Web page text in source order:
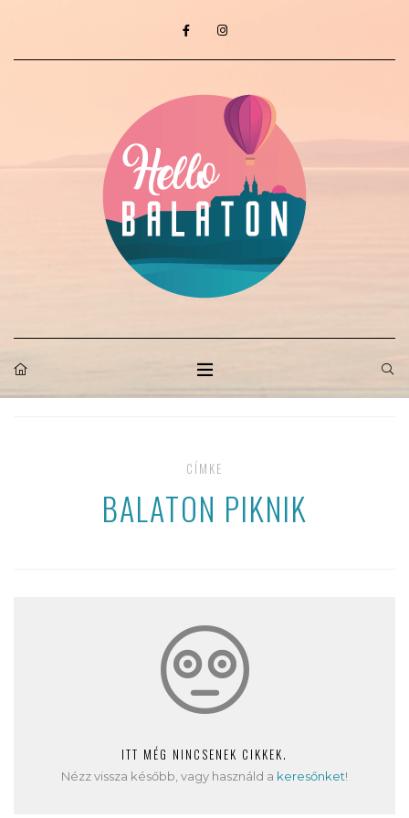
CÍMKE
BALATON PIKNIK
ITT MÉG NINCSENEK CIKKEK.
Nézz vissza később, vagy használd a keresőnket!